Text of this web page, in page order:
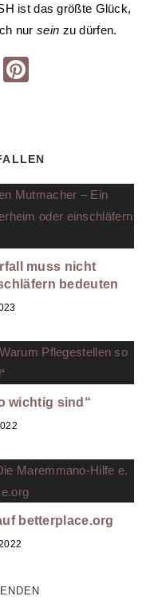
ist das größte Glück,
nursein zu dürfen.
Bl
st
muss nicht
bedeuten
wichtig sind“
betterplace.org